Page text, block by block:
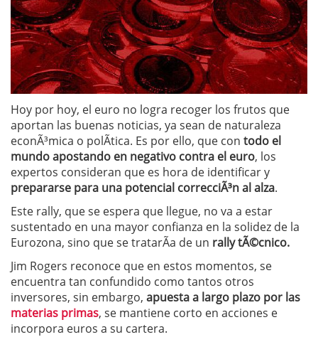
Hoy por hoy, el euro no logra recoger los frutos que
aportan las buenas noticias, ya sean de naturaleza
econÃ³mica o polÃ­tica. Es por ello, que con todo el
mundo apostando en negativo contra el euro, los
expertos consideran que es hora de identificar y
prepararse para una potencial correcciÃ³n al alza.
Este rally, que se espera que llegue, no va a estar
sustentado en una mayor confianza en la solidez de la
Eurozona, sino que se tratarÃ­a de un rally tÃ©cnico.
Jim Rogers reconoce que en estos momentos, se
encuentra tan confundido como tantos otros
inversores, sin embargo, apuesta a largo plazo por las
materias primas, se mantiene corto en acciones e
incorpora euros a su cartera.